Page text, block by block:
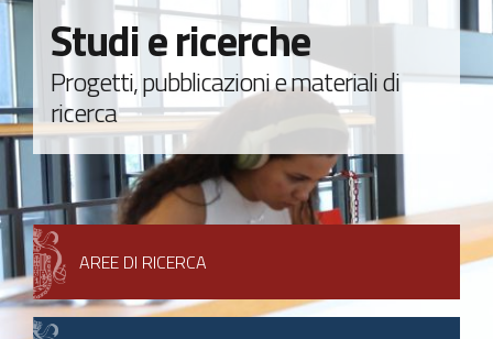
Studi e ricerche
Progetti, pubblicazioni e materiali di
ricerca
AREE DI RICERCA